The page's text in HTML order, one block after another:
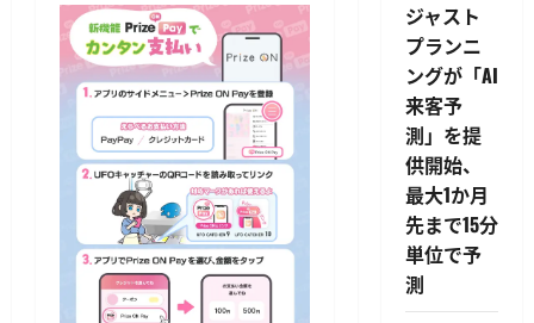
ジャスト
プランニ
ングが「AI
来客予
測」を提
供開始、
最大1か月
先まで15分
単位で予
測